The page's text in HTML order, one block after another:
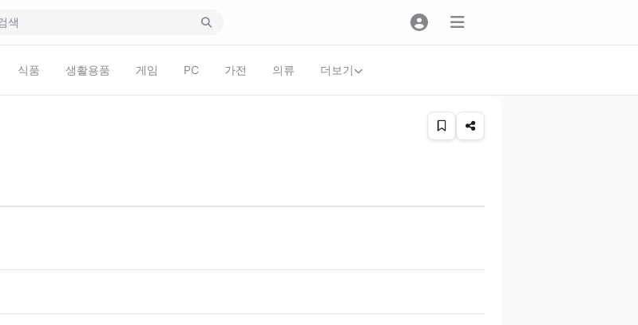
식품 생활용품 게임 PC 가전 의류 더보기